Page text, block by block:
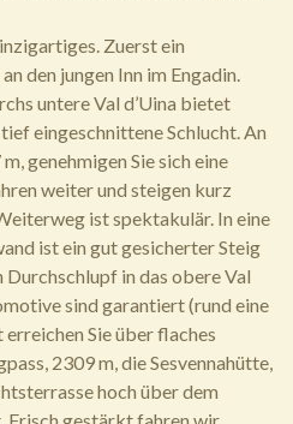
Zuerst ein
den jungen Inn im Engadin.
untere Val d’Uina bietet
eingeschnittene Schlucht. An
genehmigen Sie sich eine
weiter und steigen kurz
ist spektakulär. In eine
ist ein gut gesicherter Steig
in das obere Val
sind garantiert (rund eine
Sie über flaches
2309 m, die Sesvennahütte,
hoch über dem